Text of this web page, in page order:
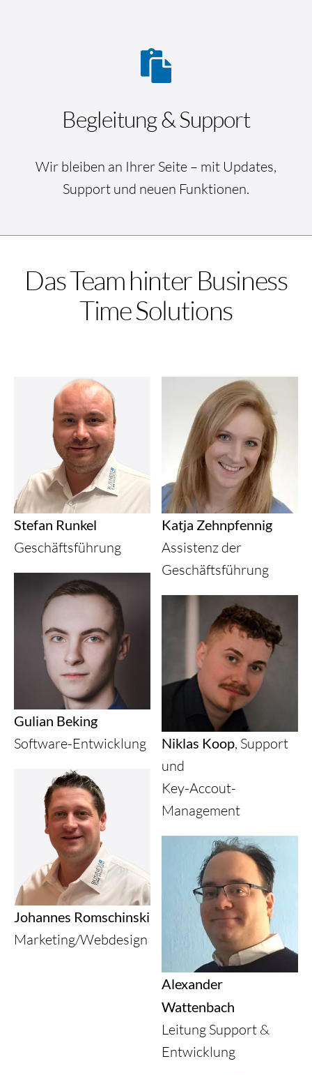
Begleitung & Support
Wir bleiben an Ihrer Seite – mit Updates,
Support und neuen Funktionen.
Das Team hinter Business
Time Solutions
Stefan Runkel
Geschäftsführung
Gulian Beking
Software-Entwicklung
Johannes Romschinski
Marketing/Webdesign
Katja Zehnpfennig
Assistenz der
Geschäftsführung
Niklas Koop, Support
und
Key-Accout-
Management
Alexander
Wattenbach
Leitung Support &
Entwicklung